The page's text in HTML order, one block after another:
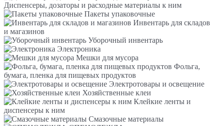
Диспенсеры, дозаторы и расходные материалы к ним
Пакеты упаковочные
Инвентарь для складов
и магазинов
Уборочный инвентарь
Электроника
Мешки для мусора
Фольга,
бумага, пленка для пищевых продуктов
Электротовары и освещение
Хозяйственные клеи
Клейкие ленты и
диспенсеры к ним
Смазочные материалы